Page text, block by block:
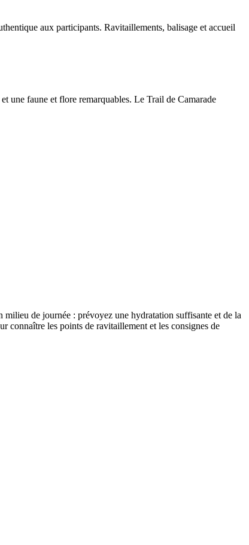
aux participants. Ravitaillements, balisage et accueil
une faune et flore remarquables. Le Trail de Camarade
milieu de journée : prévoyez une hydratation suffisante et de la
connaître les points de ravitaillement et les consignes de